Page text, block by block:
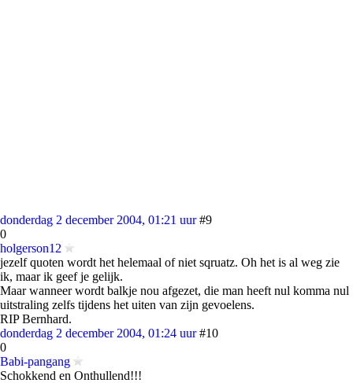
donderdag 2 december 2004, 01:21 uur #9
0
holgerson12
jezelf quoten wordt het helemaal of niet sqruatz. Oh het is al weg zie
ik, maar ik geef je gelijk.
Maar wanneer wordt balkje nou afgezet, die man heeft nul komma nul
uitstraling zelfs tijdens het uiten van zijn gevoelens.
RIP Bernhard.
donderdag 2 december 2004, 01:24 uur #10
0
Babi-pangang
Schokkend en Onthullend!!!